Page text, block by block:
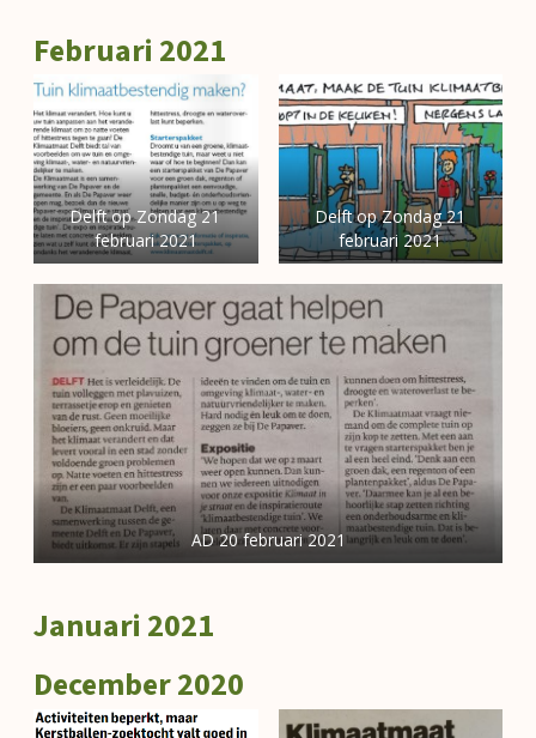
Februari 2021
Delft op Zondag 21
februari 2021
Delft op Zondag 21
februari 2021
AD 20 februari 2021
Januari 2021
December 2020